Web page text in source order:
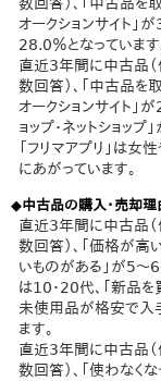
オークションサイト」が
28.0％となっています
直近3年間に中古品（
数回答）、「中古品を
オークションサイト」
ョップ・ネットショッ
「フリマアプリ」は
にあがっています。
◆中古品の購入・売却理
直近3年間に中古品（
数回答）、「価格が高
いものがある」が5～
は10・20代、「新品
未使用品が格安で入
ます。
直近3年間に中古品（
数回答）、「使わなく